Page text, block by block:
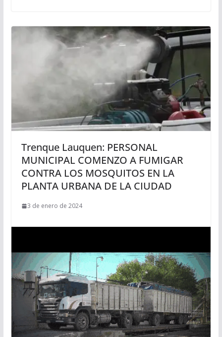
Trenque Lauquen: PERSONAL
MUNICIPAL COMENZO A FUMIGAR
CONTRA LOS MOSQUITOS EN LA
PLANTA URBANA DE LA CIUDAD
3 de enero de 2024